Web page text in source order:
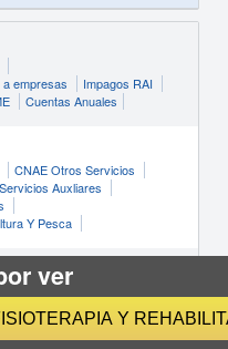
empresas
Impagos RAI
Cuentas Anuales
CNAE Otros Servicios
Auxliares
Y Pesca
de Mallorca
Empresas Bilbao
ver
Y